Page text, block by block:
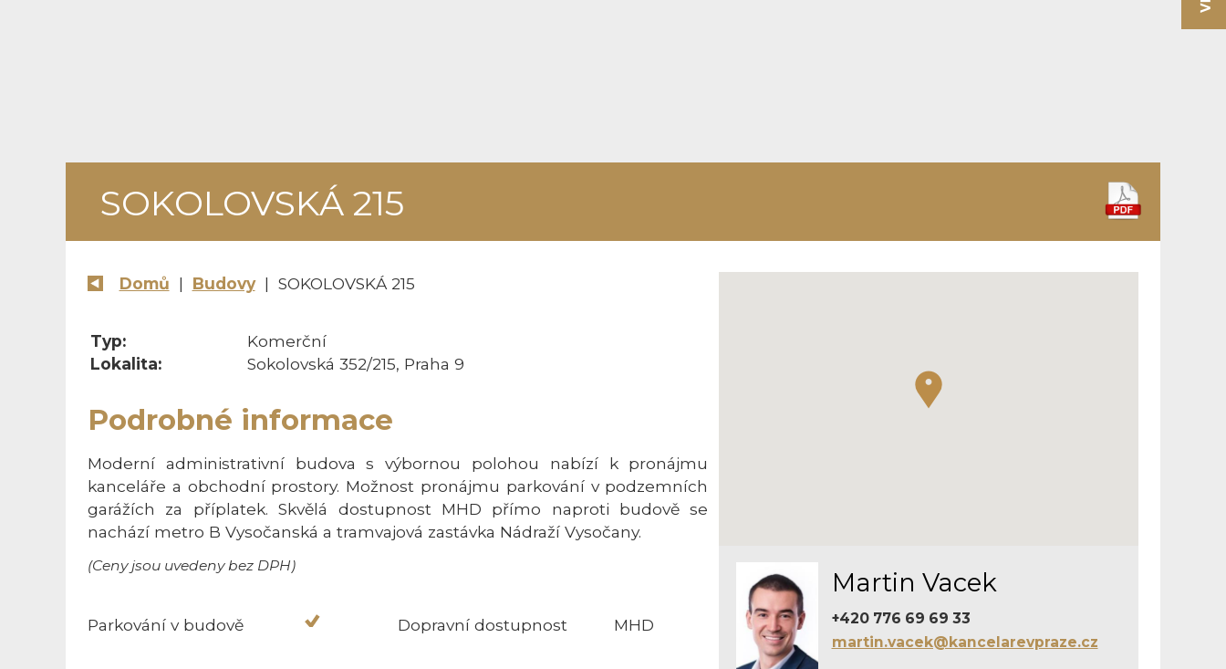
SOKOLOVSKÁ 215
Domů | Budovy| SOKOLOVSKÁ 215
Martin Vacek
+420 776 69 69 33
martin.vacek@kancelarevpraze.cz
Typ:
Komerční
Lokalita:
Sokolovská 352/215, Praha 9
Podrobné informace
Moderní administrativní budova s výbornou polohou nabízí k pronájmu
kanceláře a obchodní prostory. Možnost pronájmu parkování v podzemních
garážích za příplatek. Skvělá dostupnost MHD přímo naproti budově se
nachází metro B Vysočanská a tramvajová zastávka Nádraží Vysočany.
(Ceny jsou uvedeny bez DPH)
Parkování v budově Dopravní dostupnost MHD